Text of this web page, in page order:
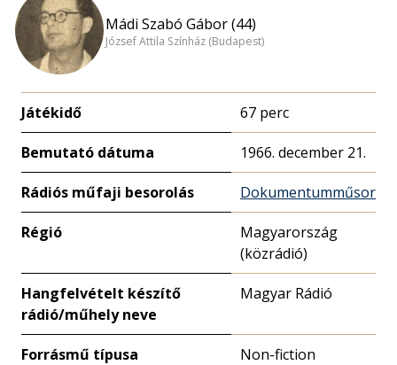
Mádi Szabó Gábor (44)
József Attila Színház (Budapest)
Játékidő 67 perc
Bemutató dátuma 1966. december 21.
Rádiós műfaji besorolás Dokumentumműsor
Régió
Magyarország
(közrádió)
Hangfelvételt készítő
rádió/műhely neve
Magyar Rádió
Forrásmű típusa Non-fiction